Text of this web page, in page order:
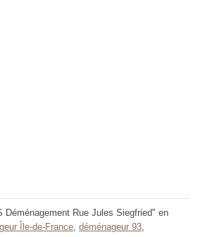
Déménagement Rue Jules Siegfried" en
Île-de-France, déménageur 93,